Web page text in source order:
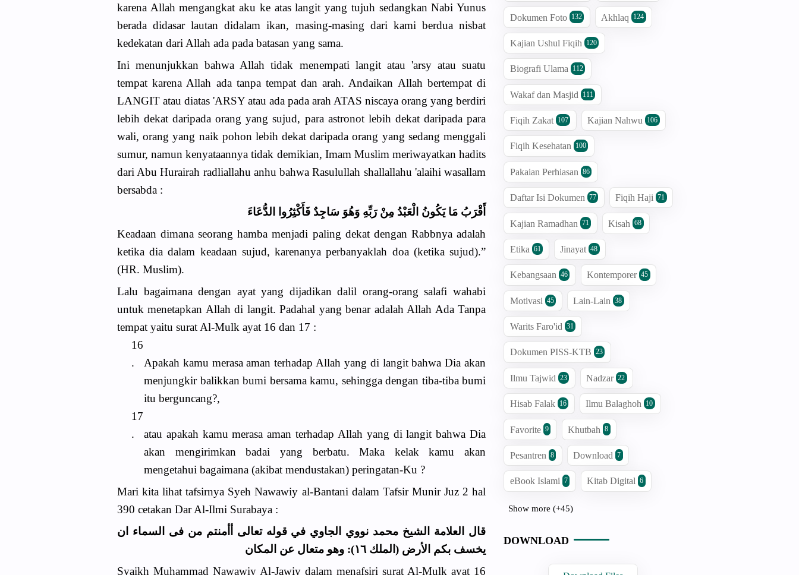
karena Allah mengangkat aku ke atas langit yang tujuh sedangkan Nabi Yunus
berada didasar lautan didalam ikan, masing-masing dari kami berdua nisbat
kedekatan dari Allah ada pada batasan yang sama.
Ini menunjukkan bahwa Allah tidak menempati langit atau 'arsy atau suatu
tempat karena Allah ada tanpa tempat dan arah. Andaikan Allah bertempat di
LANGIT atau diatas 'ARSY atau ada pada arah ATAS niscaya orang yang berdiri
lebih dekat daripada orang yang sujud, para astronot lebih dekat daripada para
wali, orang yang naik pohon lebih dekat daripada orang yang sedang menggali
sumur, namun kenyataannya tidak demikian, Imam Muslim meriwayatkan hadits
dari Abu Hurairah radliallahu anhu bahwa Rasulullah shallallahu 'alaihi wasallam
bersabda :
أَقْرَبُ مَا يَكُونُ الْعَبْدُ مِنْ رَبِّهِ وَهُوَ سَاجِدٌ فَأَكْثِرُوا الدُّعَاءَ
Keadaan dimana seorang hamba menjadi paling dekat dengan Rabbnya adalah
ketika dia dalam keadaan sujud, karenanya perbanyaklah doa (ketika sujud).”
(HR. Muslim).
Lalu bagaimana dengan ayat yang dijadikan dalil orang-orang salafi wahabi
untuk menetapkan Allah di langit. Padahal yang benar adalah Allah Ada Tanpa
tempat yaitu surat Al-Mulk ayat 16 dan 17 :
16
.
Apakah kamu merasa aman terhadap Allah yang di langit bahwa Dia akan
menjungkir balikkan bumi bersama kamu, sehingga dengan tiba-tiba bumi
itu berguncang?,
17
.
atau apakah kamu merasa aman terhadap Allah yang di langit bahwa Dia
akan mengirimkan badai yang berbatu. Maka kelak kamu akan
mengetahui bagaimana (akibat mendustakan) peringatan-Ku ?
Mari kita lihat tafsirnya Syeh Nawawiy al-Bantani dalam Tafsir Munir Juz 2 hal
390 cetakan Dar Al-Ilmi Surabaya :
قال العلامة الشيخ محمد نووي الجاوي في قوله تعالى أأمنتم من فى السماء ان
يخسف بكم الأرض (الملك ١٦): وهو متعال عن المكان
Syaikh Muhammad Nawawiy Al-Jawiy dalam menafsiri surat Al-Mulk ayat 16
Dokumen Foto 132 Akhlaq 124
Kajian Ushul Fiqih 120
Biografi Ulama 112
Wakaf dan Masjid 111
Fiqih Zakat 107 Kajian Nahwu 106
Fiqih Kesehatan 100
Pakaian Perhiasan 86
Daftar Isi Dokumen 77 Fiqih Haji 71
Kajian Ramadhan 71 Kisah 68
Etika 61 Jinayat 48
Kebangsaan 46 Kontemporer 45
Motivasi 45 Lain-Lain 38
Warits Faro'id 31
Dokumen PISS-KTB 23
Ilmu Tajwid 23 Nadzar 22
Hisab Falak 16 Ilmu Balaghoh 10
Favorite 9 Khutbah 8
Pesantren 8 Download 7
eBook Islami 7 Kitab Digital 6
Show more (+45)
DOWNLOAD